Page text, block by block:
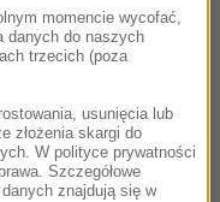
momencie wycofać,
danych do naszych
trzecich (poza
usunięcia lub
złożenia skargi do
W polityce prywatności
Szczegółowe
znajdują się w